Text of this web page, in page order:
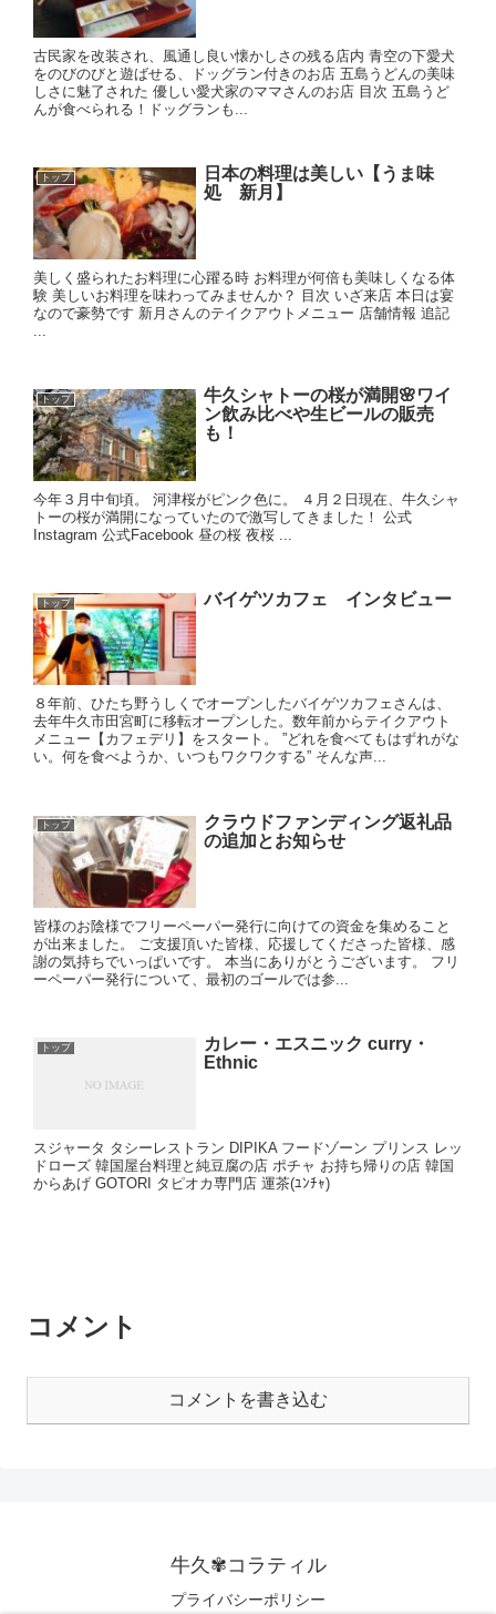
古民家を改装され、風通し良い懐かしさの残る店内 青空の下愛犬
をのびのびと遊ばせる、ドッグラン付きのお店 五島うどんの美味
しさに魅了された 優しい愛犬家のママさんのお店 目次 五島うど
んが食べられる！ドッグランも...
トップ
日本の料理は美しい【うま味
処 新月】
美しく盛られたお料理に心躍る時 お料理が何倍も美味しくなる体
験 美しいお料理を味わってみませんか？ 目次 いざ来店 本日は宴
なので豪勢です 新月さんのテイクアウトメニュー 店舗情報 追記
...
トップ
牛久シャトーの桜が満開🌸ワイ
ン飲み比べや生ビールの販売
も！
今年３月中旬頃。 河津桜がピンク色に。 ４月２日現在、牛久シャ
トーの桜が満開になっていたので激写してきました！ 公式
Instagram 公式Facebook 昼の桜 夜桜 ...
トップ バイゲツカフェ インタビュー
８年前、ひたち野うしくでオープンしたバイゲツカフェさんは、
去年牛久市田宮町に移転オープンした。数年前からテイクアウト
メニュー【カフェデリ】をスタート。 ”どれを食べてもはずれがな
い。何を食べようか、いつもワクワクする” そんな声...
トップ
クラウドファンディング返礼品
の追加とお知らせ
皆様のお陰様でフリーペーパー発行に向けての資金を集めること
が出来ました。 ご支援頂いた皆様、応援してくださった皆様、感
謝の気持ちでいっぱいです。 本当にありがとうございます。 フリ
ーペーパー発行について、最初のゴールでは参...
トップ
カレー・エスニック curry・
Ethnic
スジャータ タシーレストラン DIPIKA フードゾーン プリンス レッ
ドローズ 韓国屋台料理と純豆腐の店 ポチャ お持ち帰りの店 韓国
からあげ GOTORI タピオカ専門店 運茶(ﾕﾝﾁｬ)
コメント
コメントを書き込む
牛久✾コラティル
プライバシーポリシー